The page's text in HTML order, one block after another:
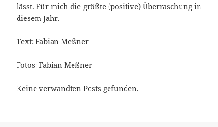
lässt. Für mich die größte (positive) Überraschung in
diesem Jahr.
Text: Fabian Meßner
Fotos: Fabian Meßner
Keine verwandten Posts gefunden.